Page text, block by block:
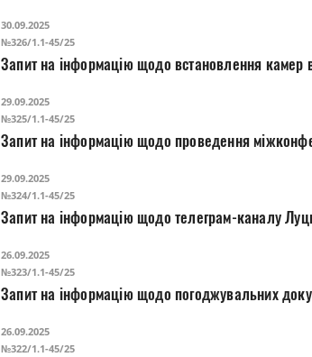
30.09.2025
№326/1.1-45/25
Запит на інформацію щодо встановлення камер
29.09.2025
№325/1.1-45/25
Запит на інформацію щодо проведення
29.09.2025
№324/1.1-45/25
Запит на інформацію щодо телеграм-каналу
26.09.2025
№323/1.1-45/25
Запит на інформацію щодо погоджувальних
26.09.2025
№322/1.1-45/25